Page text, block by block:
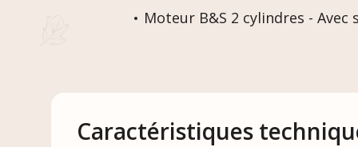
Moteur B&S 2 cylindres - Avec
Caractéristiques